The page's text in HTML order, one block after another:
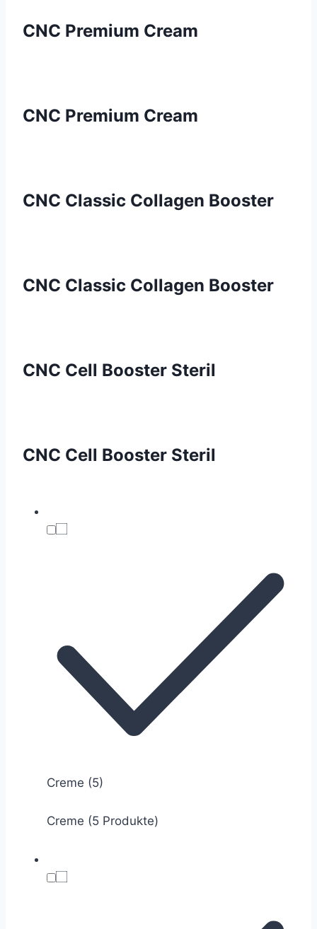
CNC Premium Cream
CNC Premium Cream
CNC Classic Collagen Booster
CNC Classic Collagen Booster
CNC Cell Booster Steril
CNC Cell Booster Steril
Creme (5)
Creme (5 Produkte)